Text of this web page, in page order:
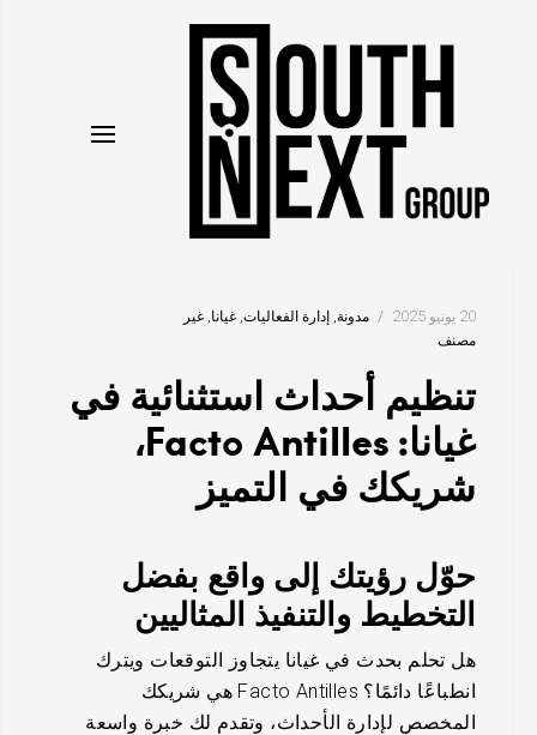
20 يونيو 2025 مدونة إدارة الفعاليات غيانا غير
مصنف
تنظيم أحداث استثنائية في
غيانا: Facto Antilles،
شريكك في التميز
حوّل رؤيتك إلى واقع بفضل
التخطيط والتنفيذ المثاليين
هل تحلم بحدث في غيانا يتجاوز التوقعات ويترك
انطباعًا دائمًا؟ Facto Antilles هي شريكك
المخصص لإدارة الأحداث، وتقدم لك خبرة واسعة